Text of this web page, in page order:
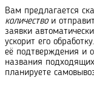
Вам предлагается
количествои
заявки
ускорит его
её подтверждения и
названия
планируете